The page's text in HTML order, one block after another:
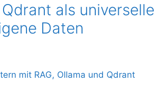
als universelle
Daten